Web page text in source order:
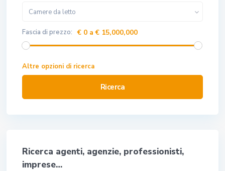
Camere da letto
Fascia di prezzo: € 0 a € 15,000,000
Altre opzioni di ricerca
Ricerca
Ricerca agenti, agenzie, professionisti,
imprese…